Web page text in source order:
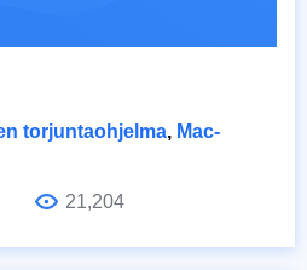
torjuntaohjelma, Mac-
21,204